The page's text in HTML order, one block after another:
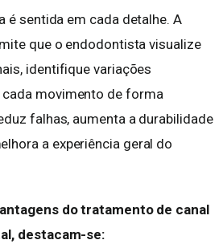
é sentida em cada detalhe. A
que o endodontista visualize
identifique variações
movimento de forma
falhas, aumenta a durabilidade
a experiência geral do
do tratamento de canal
destacam-se: